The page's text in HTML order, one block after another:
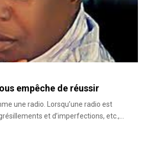
empêche de réussir
une radio. Lorsqu’une radio est
et d’imperfections, et­c.,...